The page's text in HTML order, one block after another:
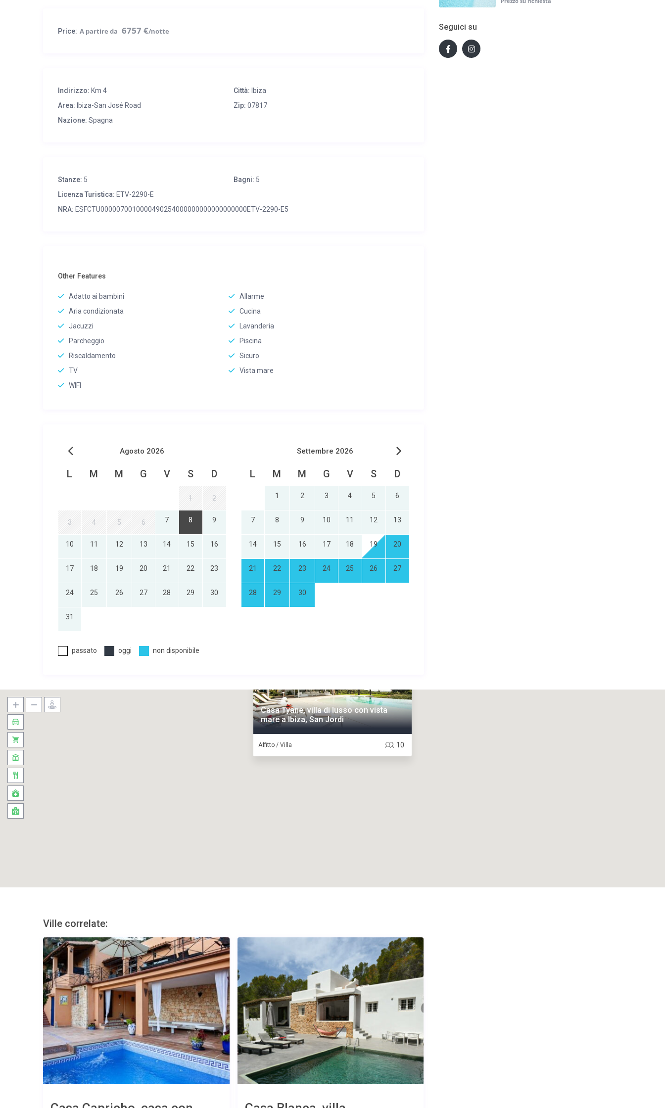
Price: 6757 €
Indirizzo: Km 4 Città: Ibiza
Area: Ibiza-San José Road Zip: 07817
Nazione: Spagna
Stanze: 5 Bagni: 5
Licenza Turistica: ETV-2290-E
NRA: ESFCTU0000070010000490254000000000000000000ETV-2290-E5
Other Features
Adatto ai bambini
Allarme
Aria condizionata
Cucina
Jacuzzi
Lavanderia
Parcheggio
Piscina
Riscaldamento
Sicuro
TV
Vista mare
WIFI
Agosto 2026
L M M G V S D
1 2
3 4 5 6 7 8 9
10 11 12 13 14 15 16
17 18 19 20 21 22 23
24 25 26 27 28 29 30
31
Settembre 2026
L M M G V S D
1 2 3 4 5 6
7 8 9 10 11 12 13
14 15 16 17 18 19 20
21 22 23 24 25 26 27
28 29 30
passato oggi non disponibile
Seguici su
Casa Tyane, villa di lusso con vista
mare a Ibiza, San Jordi
Affitto / Villa 10
Ville correlate: